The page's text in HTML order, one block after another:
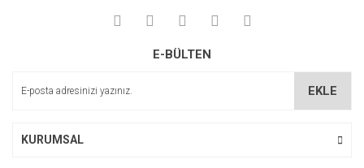
Ürün açıklamasında eksik bilgiler bulunuyor.
E-BÜLTEN
EKLE
KURUMSAL